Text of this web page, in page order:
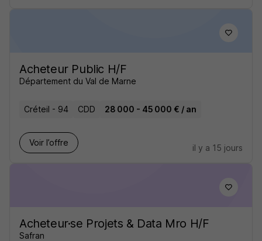
Acheteur Public H/F
Département du Val de Marne
Créteil - 94 CDD 28 000 - 45 000 € / an
Voir l’offre
il y a 15 jours
Acheteur·se Projets & Data Mro H/F
Safran